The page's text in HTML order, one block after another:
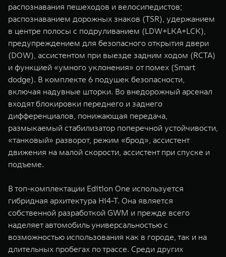
распознавания пешеходов и велосипедистов;
распознаванием дорожных знаков (TSR), удержанием
в центре полосы с подруливанием (LDW+LKA+LCK),
предупреждением для безопасного открытия двери
(DOW), ассистентом при выезде задним ходом (RCTA)
и функцией «умного уклонения» от помех (Smart
dodge). В комплекте 6 подушек безопасности,
включая надувные шторки. Во внедорожный арсенал
входят блокировки переднего и заднего
дифференциалов, понижающая передача,
размыкаемый стабилизатор поперечной устойчивости,
«танковый» разворот, режим «брод», ассистент
движения на малой скорости, ассистент при спуске и
подъеме.
В топ-комплектации Edition One используется
гибридная архитектура Hi4-T. Она является
собственной разработкой GWM и прежде всего
наделяет автомобиль универсальностью с
возможностью использования как в городе, так и на
длительных пробегах по трассе. Среди других